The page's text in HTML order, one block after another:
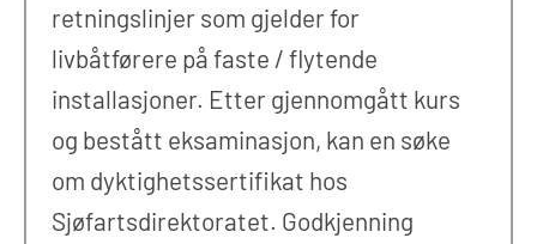
retningslinjer som gjelder for
livbåtførere på faste / flytende
installasjoner. Etter gjennomgått kurs
og bestått eksaminasjon, kan en søke
om dyktighetssertifikat hos
Sjøfartsdirektoratet. Godkjenning